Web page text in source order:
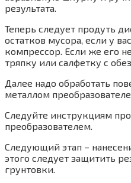
результата.
Теперь следует продуть
остатков мусора, если у
компрессор. Если же его
тряпку или салфетку с
Далее надо обработать
металлом
Следуйте инструкциям
преобразователем.
Следующий этап –
этого следует защитить
грунтовки.